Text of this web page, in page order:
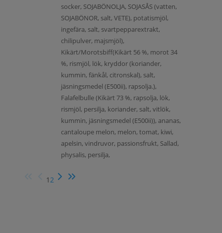
socker, SOJABÖNOLJA, SOJASÅS (vatten,
SOJABÖNOR, salt, VETE), potatismjöl,
ingefära, salt, svartpepparextrakt,
chilipulver, majsmjöl),
Kikärt/Morotsbiff(Kikärt 56 %, morot 34
%, rismjöl, lök, kryddor (koriander,
kummin, fänkål, citronskal), salt,
jäsningsmedel (E500ii), rapsolja.),
Falafelbulle (Kikärt 73 %, rapsolja, lök,
rismjöl, persilja, koriander, salt, vitlök,
kummin, jäsningsmedel (E500ii)), ananas,
cantaloupe melon, melon, tomat, kiwi,
apelsin, vindruvor, passionsfrukt, Sallad,
physalis, persilja,
1 2